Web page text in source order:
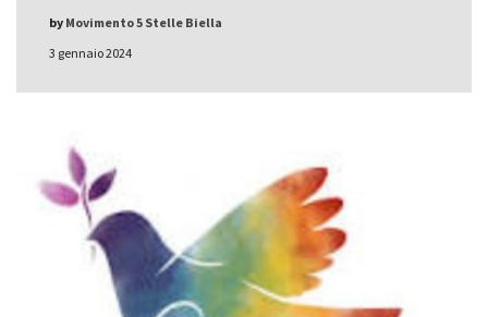
3 gennaio 2024
by Movimento 5 Stelle Biella